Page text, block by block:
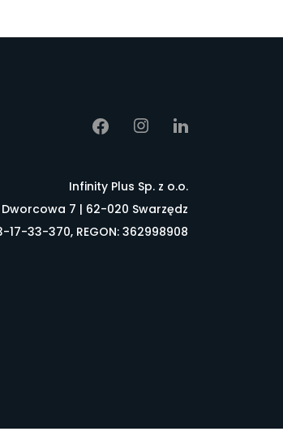
Infinity Plus Sp. z o.o.
Dworcowa 7 | 62-020 Swarzędz
17-33-370, REGON: 362998908